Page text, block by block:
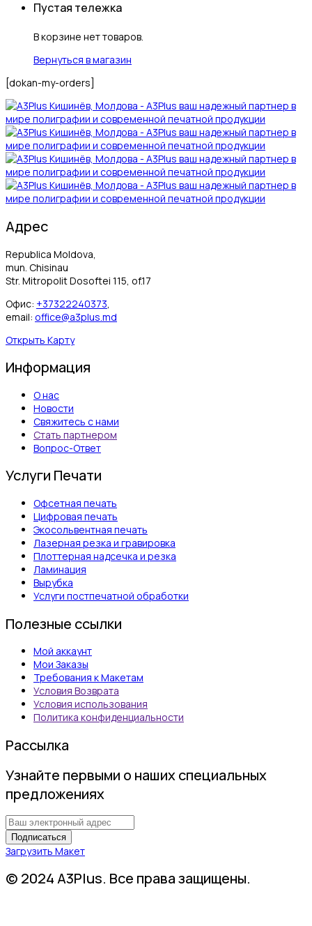
Пустая тележка
В корзине нет товаров.
Вернуться в магазин
[dokan-my-orders]
Адрес
Republica Moldova,
mun. Chisinau
Str. Mitropolit Dosoftei 115, of.17
Офис: +37322240373
email: office@a3plus.md
Открыть Карту
Информация
О нас
Новости
Свяжитесь с нами
Стать партнером
Вопрос-Ответ
Услуги Печати
Офсетная печать
Цифровая печать
Экосольвентная печать
Лазерная резка и гравировка
Плоттерная надсечка и резка
Ламинация
Вырубка
Услуги постпечатной обработки
Полезные ссылки
Мой аккаунт
Мои Заказы
Требования к Макетам
Условия Возврата
Условия использования
Политика конфиденциальности
Рассылка
Узнайте первыми о наших специальных
предложениях
Загрузить Макет
© 2024 A3Plus. Все права защищены.